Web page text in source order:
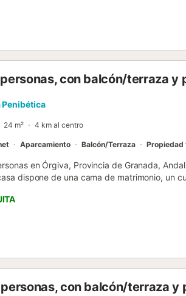
los otros dos cuentan con dos camas
ducha y un acogedor salón comedor con
equipada. La zona exterior es un
una ducha exterior y está rodeado
al aire libre....con balcón/terraza y
24 m² 4 km al centro
Aparcamiento Balcón/Terraza Propiedad
en Órgiva, Provincia de Granada,
dispone de una cama de matrimonio, un
una vista panorámica a través del jardín, del
confirma haber llegado a un muy grato lugar.
piscina y una barbacoa para poder disfrutar
de ser climatizada por medio de una bomba
temperatura máxima de 25-27ºC,
con balcón/terraza y